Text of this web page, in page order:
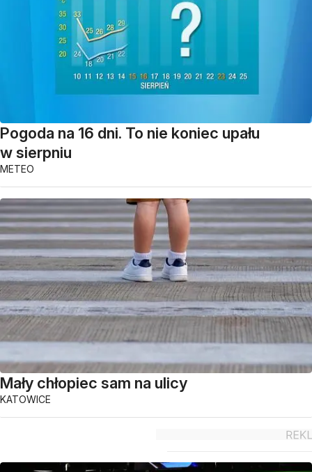
Pogoda na 16 dni. To nie koniec upału
w sierpniu
METEO
Mały chłopiec sam na ulicy
KATOWICE